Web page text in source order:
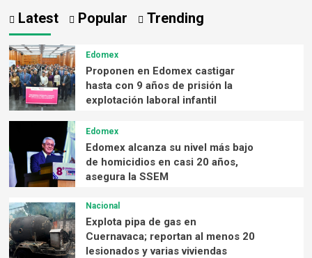
Latest Popular Trending
Edomex
Proponen en Edomex castigar
hasta con 9 años de prisión la
explotación laboral infantil
Edomex
Edomex alcanza su nivel más bajo
de homicidios en casi 20 años,
asegura la SSEM
Nacional
Explota pipa de gas en
Cuernavaca; reportan al menos 20
lesionados y varias viviendas